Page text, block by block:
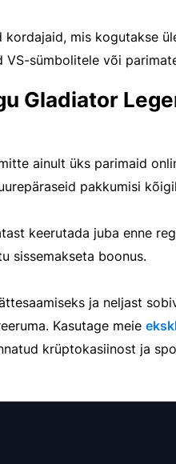
kordajaid, mis kogutakse
VS-sümbolitele või
Gladiator
ainult üks parimaid
pakkumisi
keerutada juba enne
sissemakseta boonus.
ja neljast
Kasutage meie
krüptokasiinost ja